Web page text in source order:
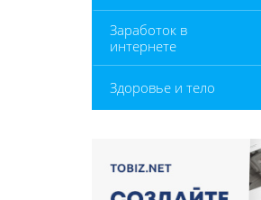
Заработок в
интернете
Здоровье и тело